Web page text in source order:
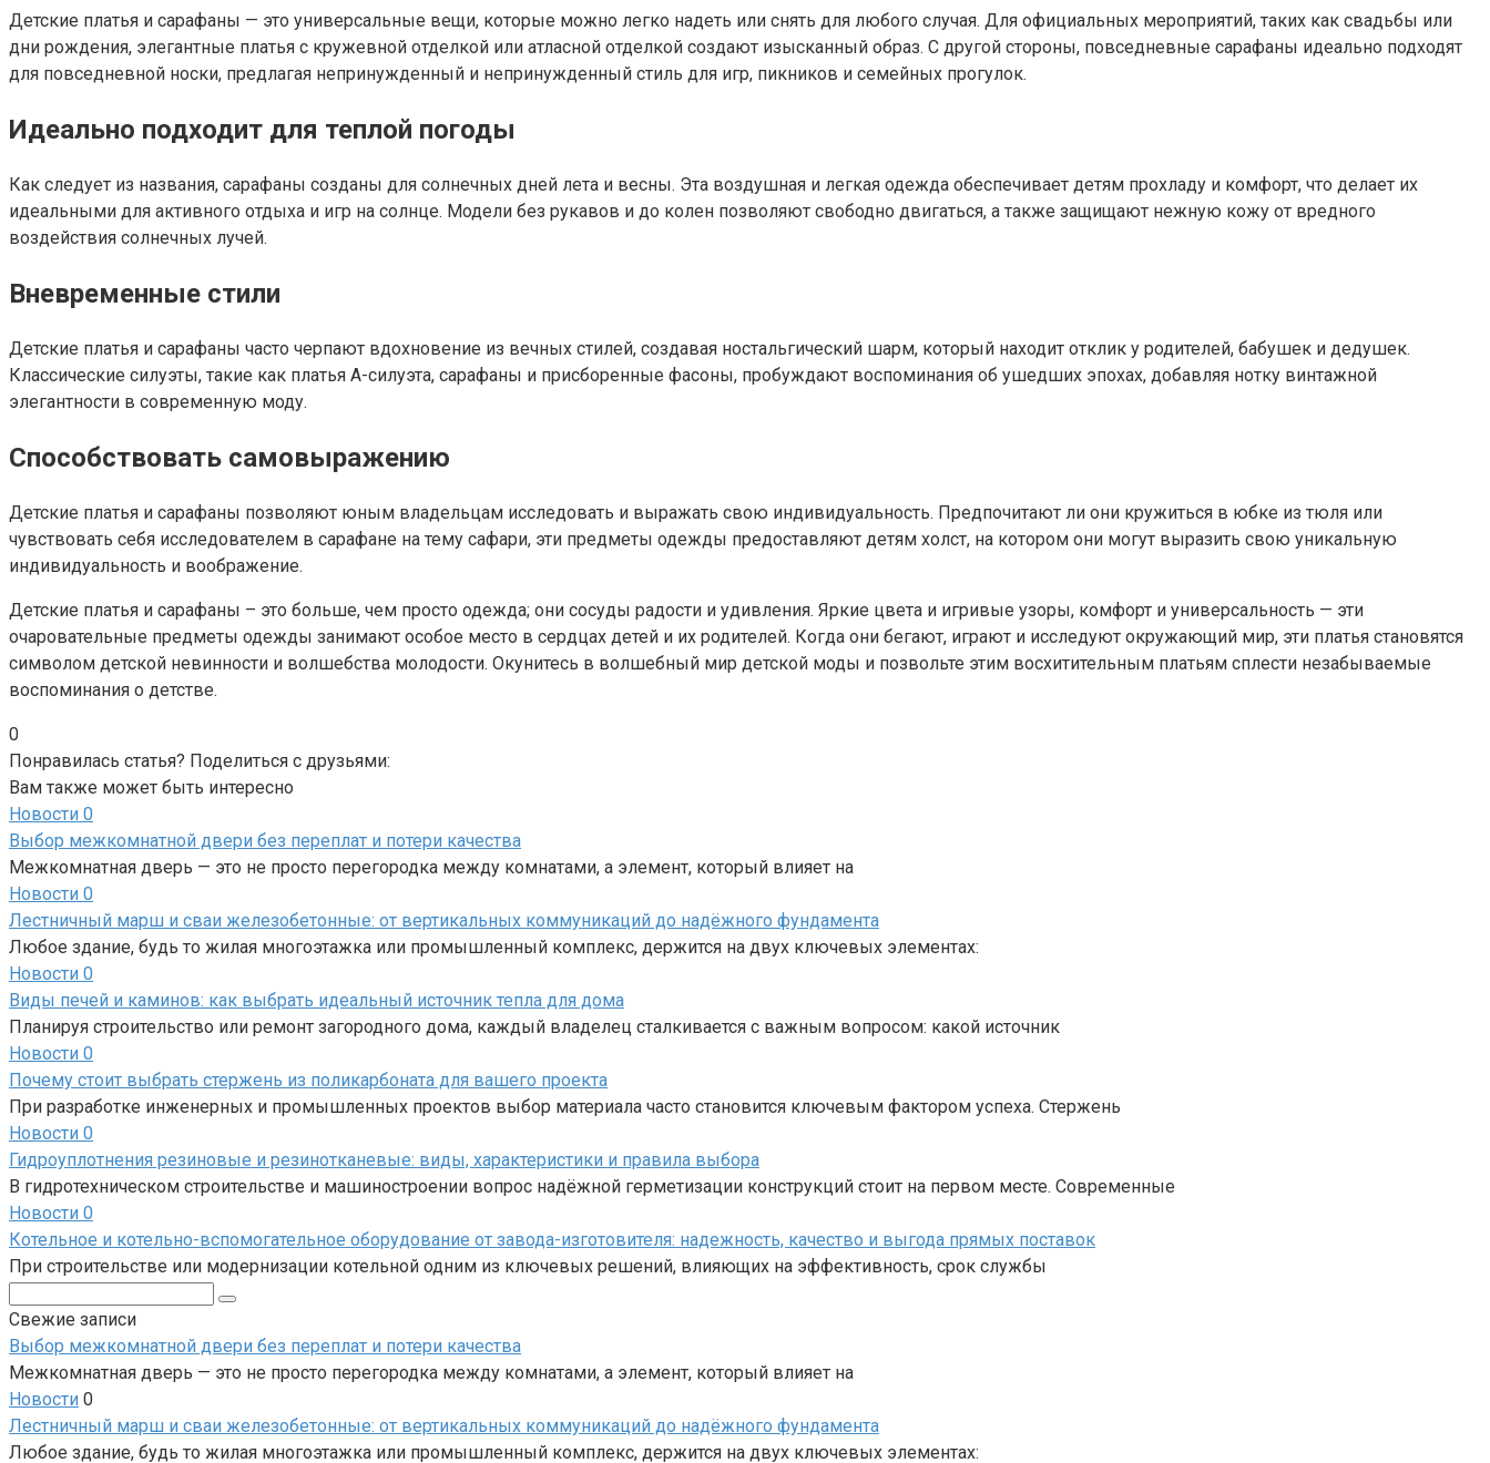
Детские платья и сарафаны — это универсальные вещи, которые можно легко надеть или снять для любого случая. Для официальных мероприятий, таких как свадьбы или
дни рождения, элегантные платья с кружевной отделкой или атласной отделкой создают изысканный образ. С другой стороны, повседневные сарафаны идеально подходят
для повседневной носки, предлагая непринужденный и непринужденный стиль для игр, пикников и семейных прогулок.
Идеально подходит для теплой погоды
Как следует из названия, сарафаны созданы для солнечных дней лета и весны. Эта воздушная и легкая одежда обеспечивает детям прохладу и комфорт, что делает их
идеальными для активного отдыха и игр на солнце. Модели без рукавов и до колен позволяют свободно двигаться, а также защищают нежную кожу от вредного
воздействия солнечных лучей.
Вневременные стили
Детские платья и сарафаны часто черпают вдохновение из вечных стилей, создавая ностальгический шарм, который находит отклик у родителей, бабушек и дедушек.
Классические силуэты, такие как платья А-силуэта, сарафаны и присборенные фасоны, пробуждают воспоминания об ушедших эпохах, добавляя нотку винтажной
элегантности в современную моду.
Способствовать самовыражению
Детские платья и сарафаны позволяют юным владельцам исследовать и выражать свою индивидуальность. Предпочитают ли они кружиться в юбке из тюля или
чувствовать себя исследователем в сарафане на тему сафари, эти предметы одежды предоставляют детям холст, на котором они могут выразить свою уникальную
индивидуальность и воображение.
Детские платья и сарафаны – это больше, чем просто одежда; они сосуды радости и удивления. Яркие цвета и игривые узоры, комфорт и универсальность — эти
очаровательные предметы одежды занимают особое место в сердцах детей и их родителей. Когда они бегают, играют и исследуют окружающий мир, эти платья становятся
символом детской невинности и волшебства молодости. Окунитесь в волшебный мир детской моды и позвольте этим восхитительным платьям сплести незабываемые
воспоминания о детстве.
0
Понравилась статья? Поделиться с друзьями:
Вам также может быть интересно
Новости 0
Выбор межкомнатной двери без переплат и потери качества
Межкомнатная дверь — это не просто перегородка между комнатами, а элемент, который влияет на
Новости 0
Лестничный марш и сваи железобетонные: от вертикальных коммуникаций до надёжного фундамента
Любое здание, будь то жилая многоэтажка или промышленный комплекс, держится на двух ключевых элементах:
Новости 0
Виды печей и каминов: как выбрать идеальный источник тепла для дома
Планируя строительство или ремонт загородного дома, каждый владелец сталкивается с важным вопросом: какой источник
Новости 0
Почему стоит выбрать стержень из поликарбоната для вашего проекта
При разработке инженерных и промышленных проектов выбор материала часто становится ключевым фактором успеха. Стержень
Новости 0
Гидроуплотнения резиновые и резинотканевые: виды, характеристики и правила выбора
В гидротехническом строительстве и машиностроении вопрос надёжной герметизации конструкций стоит на первом месте. Современные
Новости 0
Котельное и котельно-вспомогательное оборудование от завода-изготовителя: надежность, качество и выгода прямых поставок
При строительстве или модернизации котельной одним из ключевых решений, влияющих на эффективность, срок службы
Свежие записи
Выбор межкомнатной двери без переплат и потери качества
Межкомнатная дверь — это не просто перегородка между комнатами, а элемент, который влияет на
Новости 0
Лестничный марш и сваи железобетонные: от вертикальных коммуникаций до надёжного фундамента
Любое здание, будь то жилая многоэтажка или промышленный комплекс, держится на двух ключевых элементах: